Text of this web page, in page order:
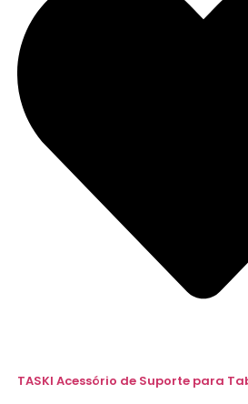
TASKI Acessório de Suporte para